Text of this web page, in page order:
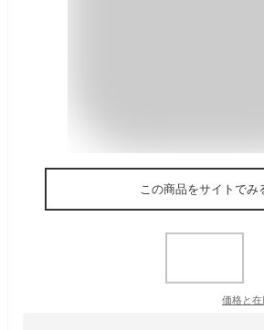
この商品をサイトでみ
価格と在